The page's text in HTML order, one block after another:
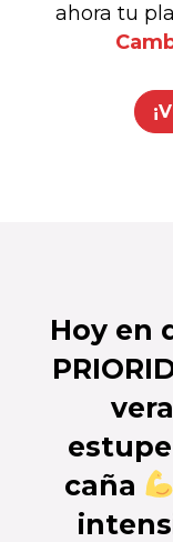
ahora tu
Hoy en
caña